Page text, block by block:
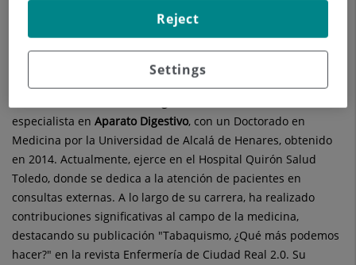
especialista en Aparato Digestivo, con un Doctorado en
Medicina por la Universidad de Alcalá de Henares, obtenido
en 2014. Actualmente, ejerce en el Hospital Quirón Salud
Toledo, donde se dedica a la atención de pacientes en
consultas externas. A lo largo de su carrera, ha realizado
contribuciones significativas al campo de la medicina,
destacando su publicación "Tabaquismo, ¿Qué más podemos
hacer?" en la revista Enfermería de Ciudad Real 2.0. Su
Settings
Reject